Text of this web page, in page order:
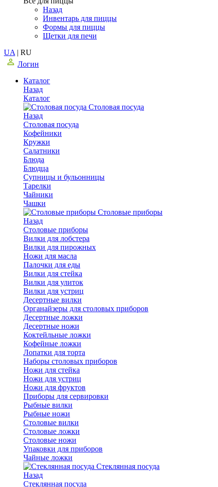
Назад
Инвентарь для пиццы
Формы для пиццы
Щетки для печи
UA | RU
Логин
Каталог
Назад
Каталог
Столовая посуда
Назад
Столовая посуда
Кофейники
Кружки
Салатники
Блюда
Блюдца
Супницы и бульонницы
Тарелки
Чайники
Чашки
Cтоловые приборы
Назад
Cтоловые приборы
Вилки для лобстера
Вилки для пирожных
Ножи для масла
Палочки для еды
Вилки для стейка
Вилки для улиток
Вилки для устриц
Десертные вилки
Органайзеры для столовых приборов
Десертные ложки
Десертные ножи
Коктейльные ложки
Кофейные ложки
Лопатки для торта
Наборы столовых приборов
Ножи для стейка
Ножи для устриц
Ножи для фруктов
Приборы для сервировки
Рыбные вилки
Рыбные ножи
Столовые вилки
Столовые ложки
Столовые ножи
Упаковки для приборов
Чайные ложки
Стеклянная посуда
Назад
Стеклянная посуда